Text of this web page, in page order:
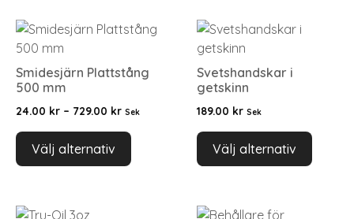
Smidesjärn Plattstång
500 mm
24.00 kr – 729.00 kr Sek
Välj alternativ
Svetshandskar i
getskinn
189.00 kr Sek
Välj alternativ